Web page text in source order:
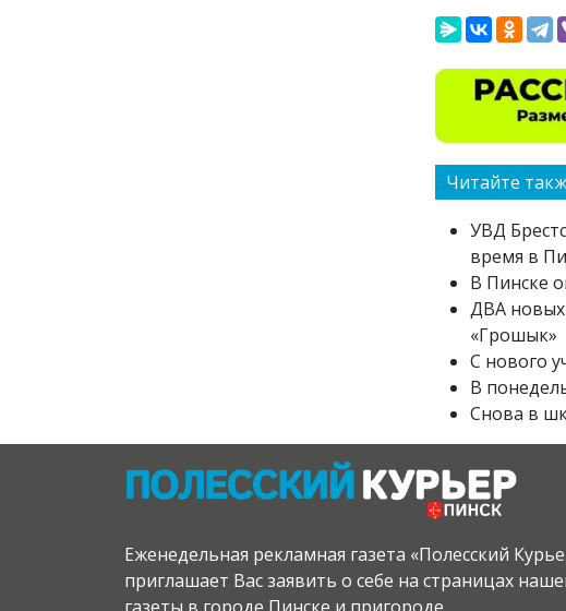
Читайте
УВД
время в
В Пинске
ДВА новых
«Грошык»
С нового
В
Снова в
Еженедельная рекламная газета «Полесский
приглашает Вас заявить о себе на страницах